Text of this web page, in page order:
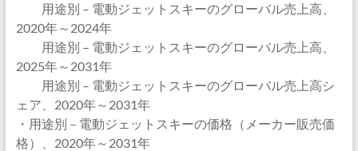
用途別 – 電動ジェットスキーのグローバル売上高、
2020年～2024年
用途別 – 電動ジェットスキーのグローバル売上高、
2025年～2031年
用途別 – 電動ジェットスキーのグローバル売上高シ
ェア、2020年～2031年
・用途別 – 電動ジェットスキーの価格（メーカー販売価
格）、2020年～2031年